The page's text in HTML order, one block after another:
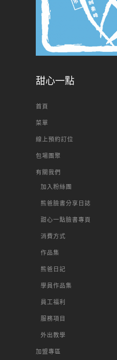
甜心一點
首頁
菜單
線上預約訂位
包場團聚
有關我們
加入粉絲團
熊爸臉書分享日誌
甜心一點臉書專頁
消費方式
作品集
熊爸日記
學員作品集
員工福利
服務項目
外出教學
加盟專區